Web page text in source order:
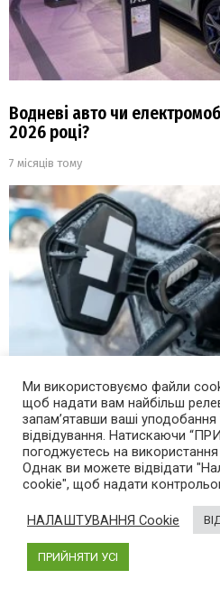
Водневі авто чи
2026 році?
7 місяців тому
Як тепловий насос
взимку: детальний розбір
7 місяців тому
Ми використовуємо файли
щоб надати вам найбільш
запам’ятавши ваші
відвідування. Натискаючи
погоджуєтесь на
Однак ви можете відвідати
cookie", щоб надати
НАЛАШТУВАННЯ Cookie
ПРИЙНЯТИ УСІ